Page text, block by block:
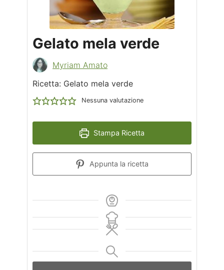
Gelato mela verde
Myriam Amato
Ricetta: Gelato mela verde
Nessuna valutazione
Stampa Ricetta
Appunta la ricetta